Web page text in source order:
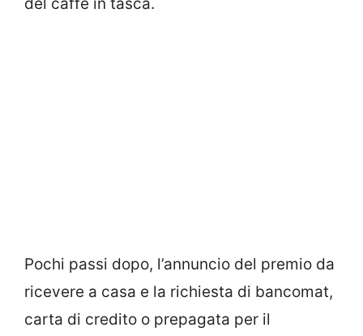
del caffè in tasca.
Pochi passi dopo, l’annuncio del premio da
ricevere a casa e la richiesta di bancomat,
carta di credito o prepagata per il